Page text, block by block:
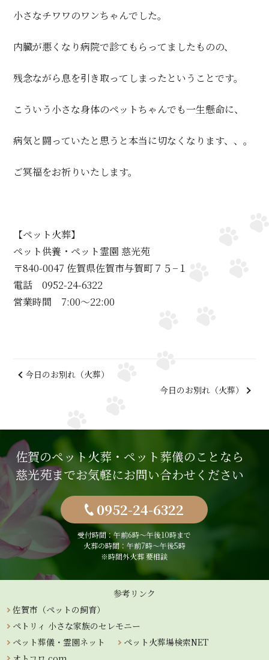
小さなチワワのワンちゃんでした。
内臓が悪くなり病院で診てもらってましたものの、
残念ながら息を引き取ってしまったということです。
こういう小さな身体のペットちゃんでも一生懸命に、
病気と闘っていたと思うと本当に切なくなります、、。
ご冥福をお祈りいたします。
【ペット火葬】
ペット供養・ペット霊園 慈光苑
〒840-0047 佐賀県佐賀市与賀町７５−１
電話 0952-24-6322
営業時間 7:00～22:00
今日のお別れ（火葬）
今日のお別れ（火葬）
佐賀のペット火葬・ペット葬儀のことなら
慈光苑までお気軽にお問い合わせください
0952-24-6322
受付時間：午前6時〜午後10時まで
火葬の時間：午前7時～午後5時
※時間外火葬 要相談
参考リンク
佐賀市（ペットの飼育）
ペトリィ 小さな家族のセレモニー
ペット葬儀・霊園ネット
ペット火葬場検索NET